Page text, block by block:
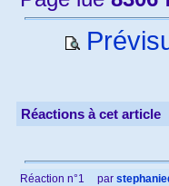
Réactions à cet article
Réaction n°1 par